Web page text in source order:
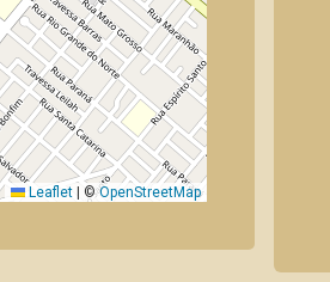
Leaflet ©OpenStreetMap